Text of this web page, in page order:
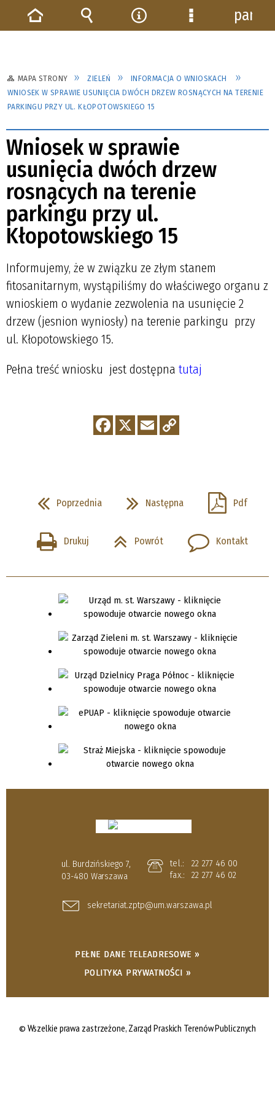
MAPA STRONY ZIELEŃ
INFORMACJA O WNIOSKACH
WNIOSEK W SPRAWIE USUNIĘCIA DWÓCH DRZEW ROSNĄCYCH NA TERENIE
PARKINGU PRZY UL. KŁOPOTOWSKIEGO 15
Wniosek w sprawie
usunięcia dwóch drzew
rosnących na terenie
parkingu przy ul.
Kłopotowskiego 15
Informujemy, że w związku ze złym stanem
fitosanitarnym, wystąpiliśmy do właściwego organu z
wnioskiem o wydanie zezwolenia na usunięcie 2
drzew (jesnion wyniosły) na terenie parkingu przy
ul. Kłopotowskiego 15.
Pełna treść wniosku jest dostępna tutaj
Poprzednia Następna Pdf
Drukuj Powrót Kontakt
ul. Burdzińskiego 7,
03-480 Warszawa
tel.:
22 277 46 00
fax.:
22 277 46 02
sekretariat.zptp@um.warszawa.pl
PEŁNE DANE TELEADRESOWE »
POLITYKA PRYWATNOŚCI »
© Wszelkie prawa zastrzeżone, Zarząd Praskich Terenów Publicznych
Strona Wyszukiwarka
NarzędziaMenu
panel